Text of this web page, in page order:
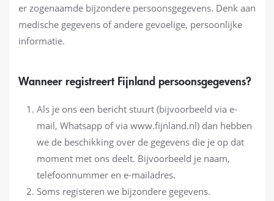
er zogenaamde bijzondere persoonsgegevens. Denk aan
medische gegevens of andere gevoelige, persoonlijke
informatie.
Wanneer registreert Fijnland persoonsgegevens?
Als je ons een bericht stuurt (bijvoorbeeld via e-
mail, Whatsapp of via www.fijnland.nl) dan hebben
we de beschikking over de gegevens die je op dat
moment met ons deelt. Bijvoorbeeld je naam,
telefoonnummer en e-mailadres.
Soms registeren we bijzondere gegevens.